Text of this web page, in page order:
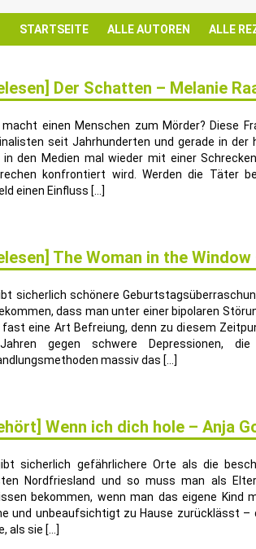
STARTSEITE ALLE AUTOREN ALLE
Der Schatten – Melanie
macht einen Menschen zum Mörder? Diese
seit Jahrhunderten und gerade in
in den Medien mal wieder mit einer
konfrontiert wird. Werden die Täter
einen Einfluss […]
The Woman in the Window
sicherlich schönere
dass man unter einer bipolaren
fast eine Art Befreiung, denn zu diesem
gegen schwere Depressionen,
massiv das […]
Wenn ich dich hole – Anja
sicherlich gefährlichere Orte als die
Nordfriesland und so muss man als
bekommen, wenn man das eigene Kind
und unbeaufsichtigt zu Hause zurücklässt
als sie […]